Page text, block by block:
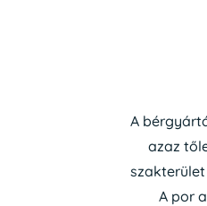
A
azaz
A por